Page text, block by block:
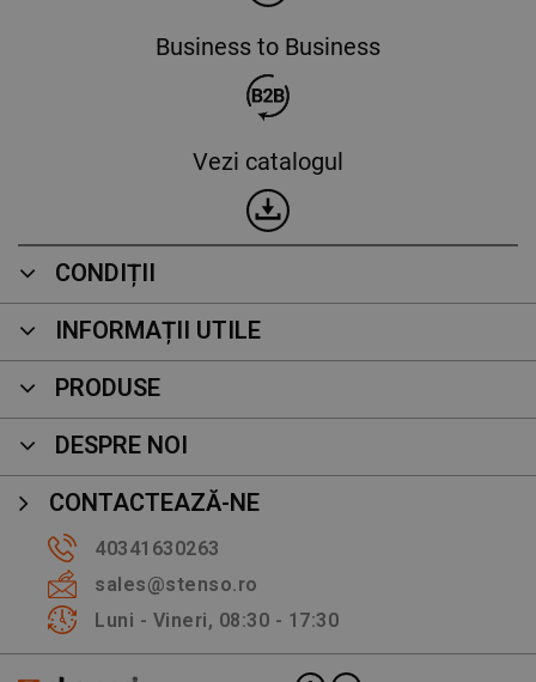
Business to Business
Vezi catalogul
CONDIȚII
INFORMAȚII UTILE
PRODUSE
DESPRE NOI
CONTACTEAZĂ-NE
40341630263
sales@stenso.ro
Luni - Vineri, 08:30 - 17:30